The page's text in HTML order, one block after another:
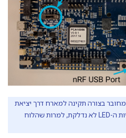
כשלוח nRF52840 מחובר בצורה תקינה למארח דרך יציאת
ה-USB של nRF, אף אחת מנוריות ה-LED לא נדלקת, למרות שהלוח